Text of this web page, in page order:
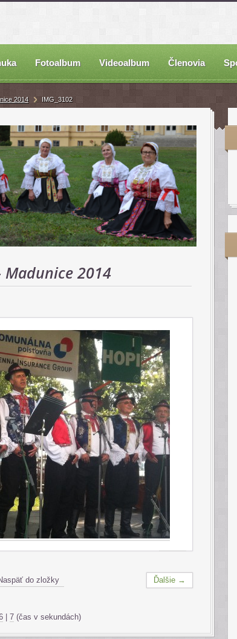
Fotoalbum Videoalbum Členovia
2014 IMG_3102
Madunice 2014
Ďalšie →
do zložky
7 (čas v sekundách)